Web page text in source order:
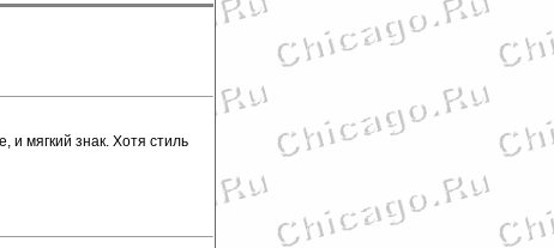
и мягкий знак. Хотя стиль